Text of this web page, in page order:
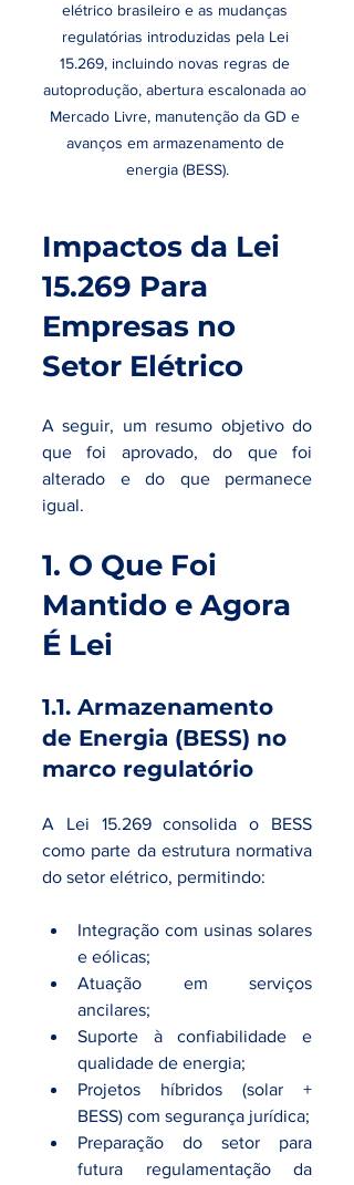
elétrico brasileiro e as mudanças
regulatórias introduzidas pela Lei
15.269, incluindo novas regras de
autoprodução, abertura escalonada ao
Mercado Livre, manutenção da GD e
avanços em armazenamento de
energia (BESS).
Impactos da Lei
15.269 Para
Empresas no
Setor Elétrico
A seguir, um resumo objetivo do
que foi aprovado, do que foi
alterado e do que permanece
igual.
1. O Que Foi
Mantido e Agora
É Lei
1.1. Armazenamento
de Energia (BESS) no
marco regulatório
A Lei 15.269 consolida o BESS
como parte da estrutura normativa
do setor elétrico, permitindo:
Integração com usinas solares
e eólicas;
Atuação em serviços
ancilares;
Suporte à confiabilidade e
qualidade de energia;
Projetos híbridos (solar +
BESS) com segurança jurídica;
Preparação do setor para
futura regulamentação da